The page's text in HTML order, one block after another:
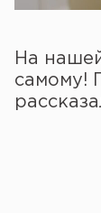
На
самому!